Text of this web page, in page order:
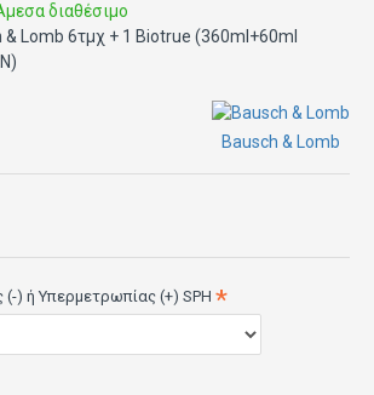
διαθέσιμο
& Lomb 6τμχ + 1 Biotrue (360ml+60ml
Bausch & Lomb
) ή Υπερμετρωπίας (+) SPH